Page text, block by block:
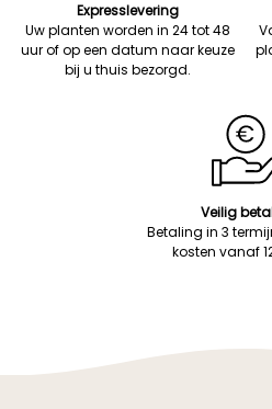
Expresslevering
Uw planten worden in 24 tot 48
uur of op een datum naar keuze
bij u thuis bezorgd.
Veilig
Betaling in 3
kosten vanaf